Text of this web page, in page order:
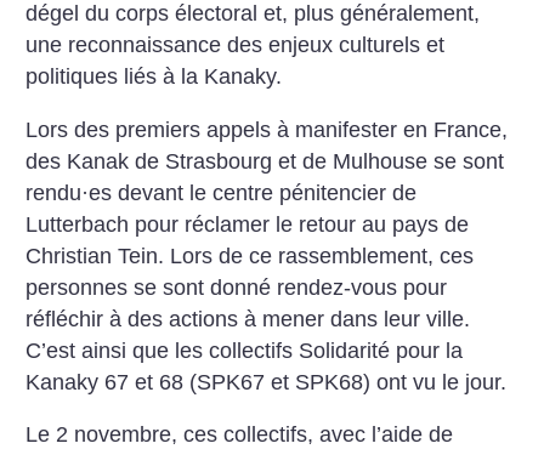
dégel du corps électoral et, plus généralement,
une reconnaissance des enjeux culturels et
politiques liés à la Kanaky.
Lors des premiers appels à manifester en France,
des Kanak de Strasbourg et de Mulhouse se sont
rendu·es devant le centre pénitencier de
Lutterbach pour réclamer le retour au pays de
Christian Tein. Lors de ce rassemblement, ces
personnes se sont donné rendez-vous pour
réfléchir à des actions à mener dans leur ville.
C’est ainsi que les collectifs Solidarité pour la
Kanaky 67 et 68 (SPK67 et SPK68) ont vu le jour.
Le 2 novembre, ces collectifs, avec l’aide de